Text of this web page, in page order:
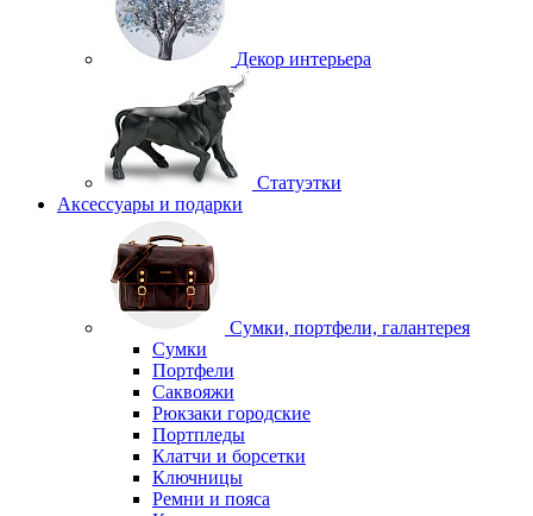
Декор интерьера
Статуэтки
Аксессуары и подарки
Сумки, портфели, галантерея
Сумки
Портфели
Саквояжи
Рюкзаки городские
Портпледы
Клатчи и борсетки
Ключницы
Ремни и пояса